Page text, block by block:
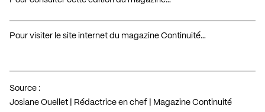
Pour visiter le site internet du magazine Continuité…
Source :
Josiane Ouellet | Rédactrice en chef | Magazine Continuité